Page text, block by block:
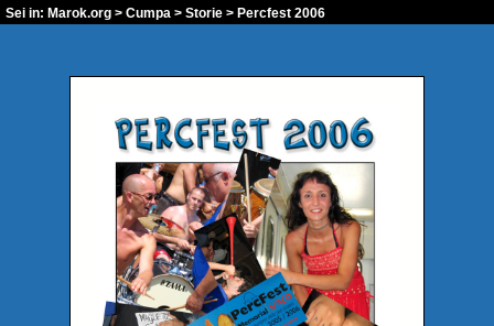
Sei in: Marok.org > Cumpa > Storie > Percfest 2006